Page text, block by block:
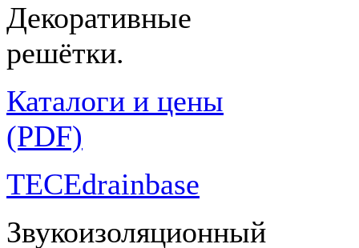
Декоративные
решётки.
Каталоги и цены
(PDF)
TECEdrainbase
Звукоизоляционный